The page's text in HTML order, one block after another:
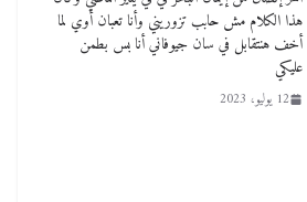
هذا الكلام مش حابب تزوريني وأنا تعبان أوي لما
أخف هنتقابل في سان جيوفاني أنا بس بطمن
عليكي
12 يوليو، 2023